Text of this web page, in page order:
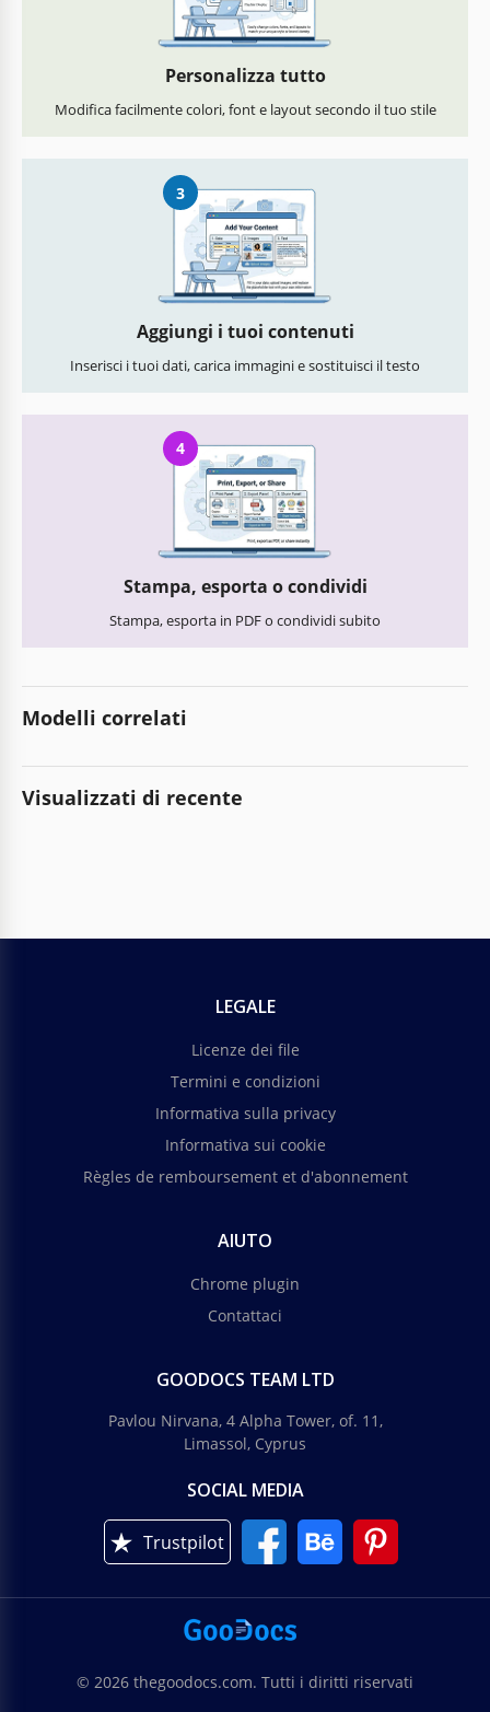
Personalizza tutto
Modifica facilmente colori, font e layout secondo il tuo stile
3
Aggiungi i tuoi contenuti
Inserisci i tuoi dati, carica immagini e sostituisci il testo
4
Stampa, esporta o condividi
Stampa, esporta in PDF o condividi subito
Modelli correlati
Visualizzati di recente
LEGALE
Licenze dei file
Termini e condizioni
Informativa sulla privacy
Informativa sui cookie
Règles de remboursement et d'abonnement
AIUTO
Chrome plugin
Contattaci
GOODOCS TEAM LTD
Pavlou Nirvana, 4 Alpha Tower, of. 11,
Limassol, Cyprus
SOCIAL MEDIA
Trustpilot
© 2026 thegoodocs.com. Tutti i diritti riservati